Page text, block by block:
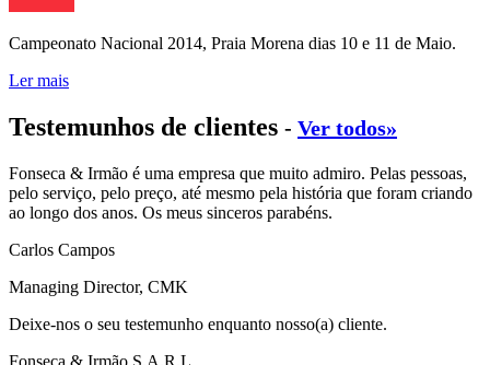
Campeonato Nacional 2014, Praia Morena dias 10 e 11 de Maio.
Ler mais
Testemunhos de clientes - Ver todos»
Fonseca & Irmão é uma empresa que muito admiro. Pelas pessoas,
pelo serviço, pelo preço, até mesmo pela história que foram criando
ao longo dos anos. Os meus sinceros parabéns.
Carlos Campos
Managing Director, CMK
Deixe-nos o seu testemunho enquanto nosso(a) cliente.
Fonseca & Irmão S.A.R.L